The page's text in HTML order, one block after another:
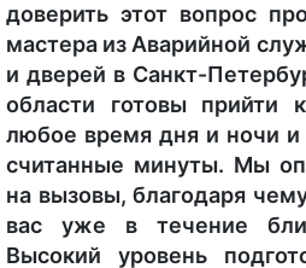
доверить этот вопрос
мастера из Аварийной
и дверей в Санкт-
области готовы
любое время дня и ночи
считанные минуты. Мы
на вызовы, благодаря
вас уже в течение
Высокий уровень